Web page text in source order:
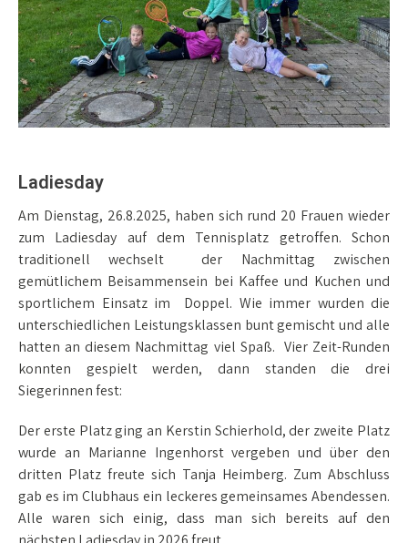
Ladiesday
Am Dienstag, 26.8.2025, haben sich rund 20 Frauen wieder
zum Ladiesday auf dem Tennisplatz getroffen. Schon
traditionell wechselt
der Nachmittag zwischen
gemütlichem Beisammensein bei Kaffee und Kuchen und
sportlichem Einsatz im Doppel. Wie immer wurden die
unterschiedlichen Leistungsklassen bunt gemischt und alle
hatten an diesem Nachmittag viel Spaß. Vier Zeit-Runden
konnten gespielt werden, dann standen die drei
Siegerinnen fest:
Der erste Platz ging an Kerstin Schierhold, der zweite Platz
wurde an Marianne Ingenhorst vergeben und über den
dritten Platz freute sich Tanja Heimberg. Zum Abschluss
gab es im Clubhaus ein leckeres gemeinsames Abendessen.
Alle waren sich einig, dass man sich bereits auf den